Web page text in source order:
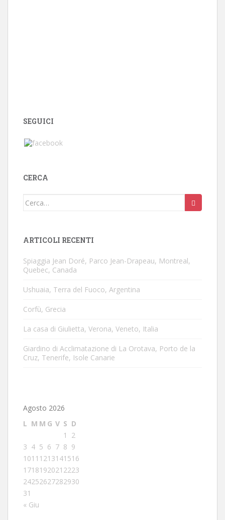
SEGUICI
CERCA
Cerca:
ARTICOLI RECENTI
Spiaggia Jean Doré, Parco Jean-Drapeau, Montreal,
Quebec, Canada
Ushuaia, Terra del Fuoco, Argentina
Corfù, Grecia
La casa di Giulietta, Verona, Veneto, Italia
Giardino di Acclimatazione di La Orotava, Porto de la
Cruz, Tenerife, Isole Canarie
Agosto 2026
L M M G V S D
1
2
3 4 5 6 7 8 9
1011 1213141516
1718192021 2223
24252627282930
31
« Giu